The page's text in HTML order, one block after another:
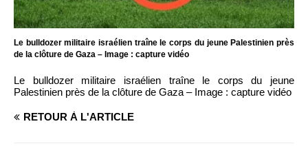
Le bulldozer militaire israélien traîne le corps du jeune Palestinien près
de la clôture de Gaza – Image : capture vidéo
Le bulldozer militaire israélien traîne le corps du jeune
Palestinien près de la clôture de Gaza – Image : capture vidéo
RETOUR À L'ARTICLE